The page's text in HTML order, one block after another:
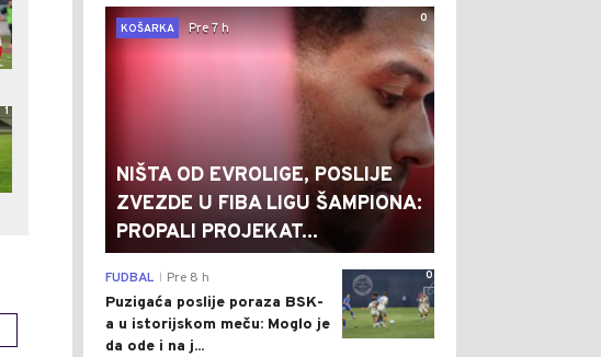
1
0
KOŠARKA
Pre 7 h
NIŠTA OD EVROLIGE, POSLIJE
ZVEZDE U FIBA LIGU ŠAMPIONA:
PROPALI PROJEKAT...
0
FUDBAL Pre 8 h
Puzigaća poslije poraza BSK-
a u istorijskom meču: Moglo je
da ode i na j...